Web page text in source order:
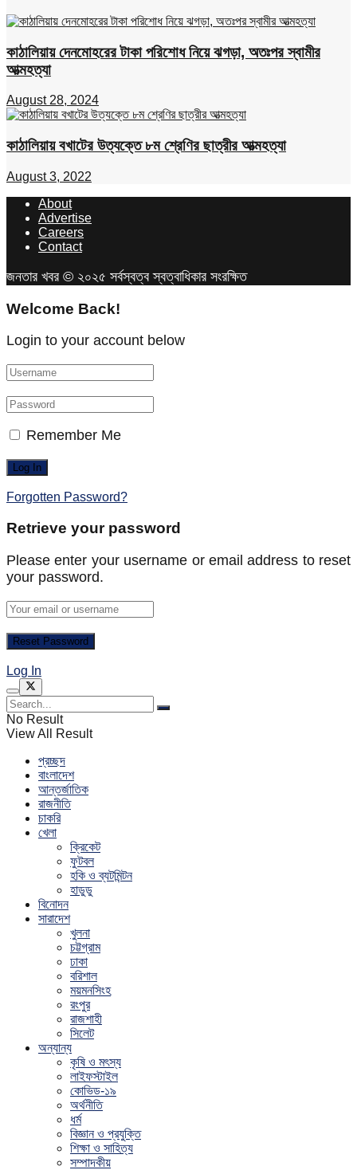
কাঠালিয়ায় দেনমোহরের টাকা পরিশোধ নিয়ে ঝগড়া, অতঃপর স্বামীর
আত্মহত্যা
August 28, 2024
কাঠালিয়ায় বখাটের উত্যক্তে ৮ম শ্রেণির ছাত্রীর আত্মহত্যা
August 3, 2022
About
Advertise
Careers
Contact
জনতার খবর © ২০২৫ সর্বস্বত্ব স্বত্বাধিকার সংরক্ষিত
Welcome Back!
Login to your account below
Remember Me
Forgotten Password?
Retrieve your password
Please enter your username or email address to reset
your password.
Log In
No Result
View All Result
প্রচ্ছদ
বাংলাদেশ
আন্তর্জাতিক
রাজনীতি
চাকরি
খেলা
ক্রিকেট
ফুটবল
হকি ও ব্যটমিন্টন
হাডুডু
বিনোদন
সারাদেশ
খুলনা
চট্টগ্রাম
ঢাকা
বরিশাল
ময়মনসিংহ
রংপুর
রাজশাহী
সিলেট
অন্যান্য
কৃষি ও মৎস্য
লাইফস্টাইল
কোভিড-১৯
অর্থনীতি
ধর্ম
বিজ্ঞান ও প্রযুক্তি
শিক্ষা ও সাহিত্য
সম্পাদকীয়